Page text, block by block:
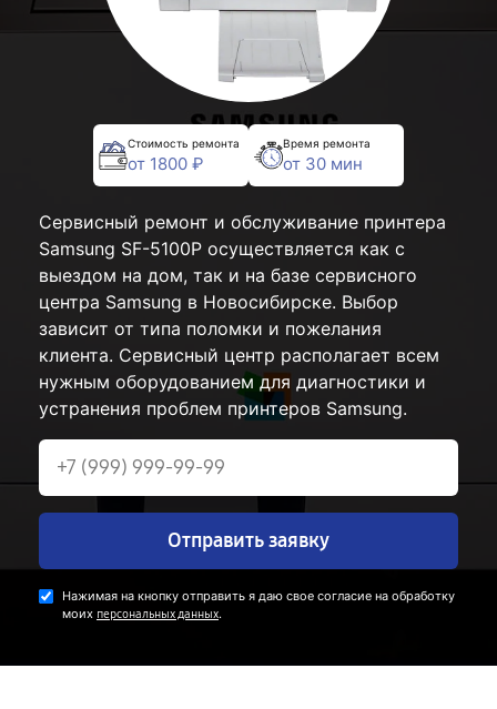
Стоимость ремонта
от 1800 ₽
Время ремонта
от 30 мин
Сервисный ремонт и обслуживание принтера
Samsung SF-5100P осуществляется как с
выездом на дом, так и на базе сервисного
центра Samsung в Новосибирске. Выбор
зависит от типа поломки и пожелания
клиента. Сервисный центр располагает всем
нужным оборудованием для диагностики и
устранения проблем принтеров Samsung.
Отправить заявку
Нажимая на кнопку отправить я даю свое согласие на обработку
моих персональных данных.